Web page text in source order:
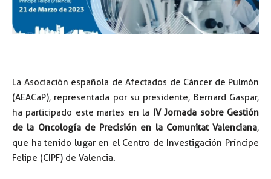
La Asociación española de Afectados de Cáncer de Pulmón
(AEACaP), representada por su presidente, Bernard Gaspar,
ha participado este martes en la IV Jornada sobre Gestión
de la Oncología de Precisión en la Comunitat Valenciana,
que ha tenido lugar en el Centro de Investigación Príncipe
Felipe (CIPF) de Valencia.